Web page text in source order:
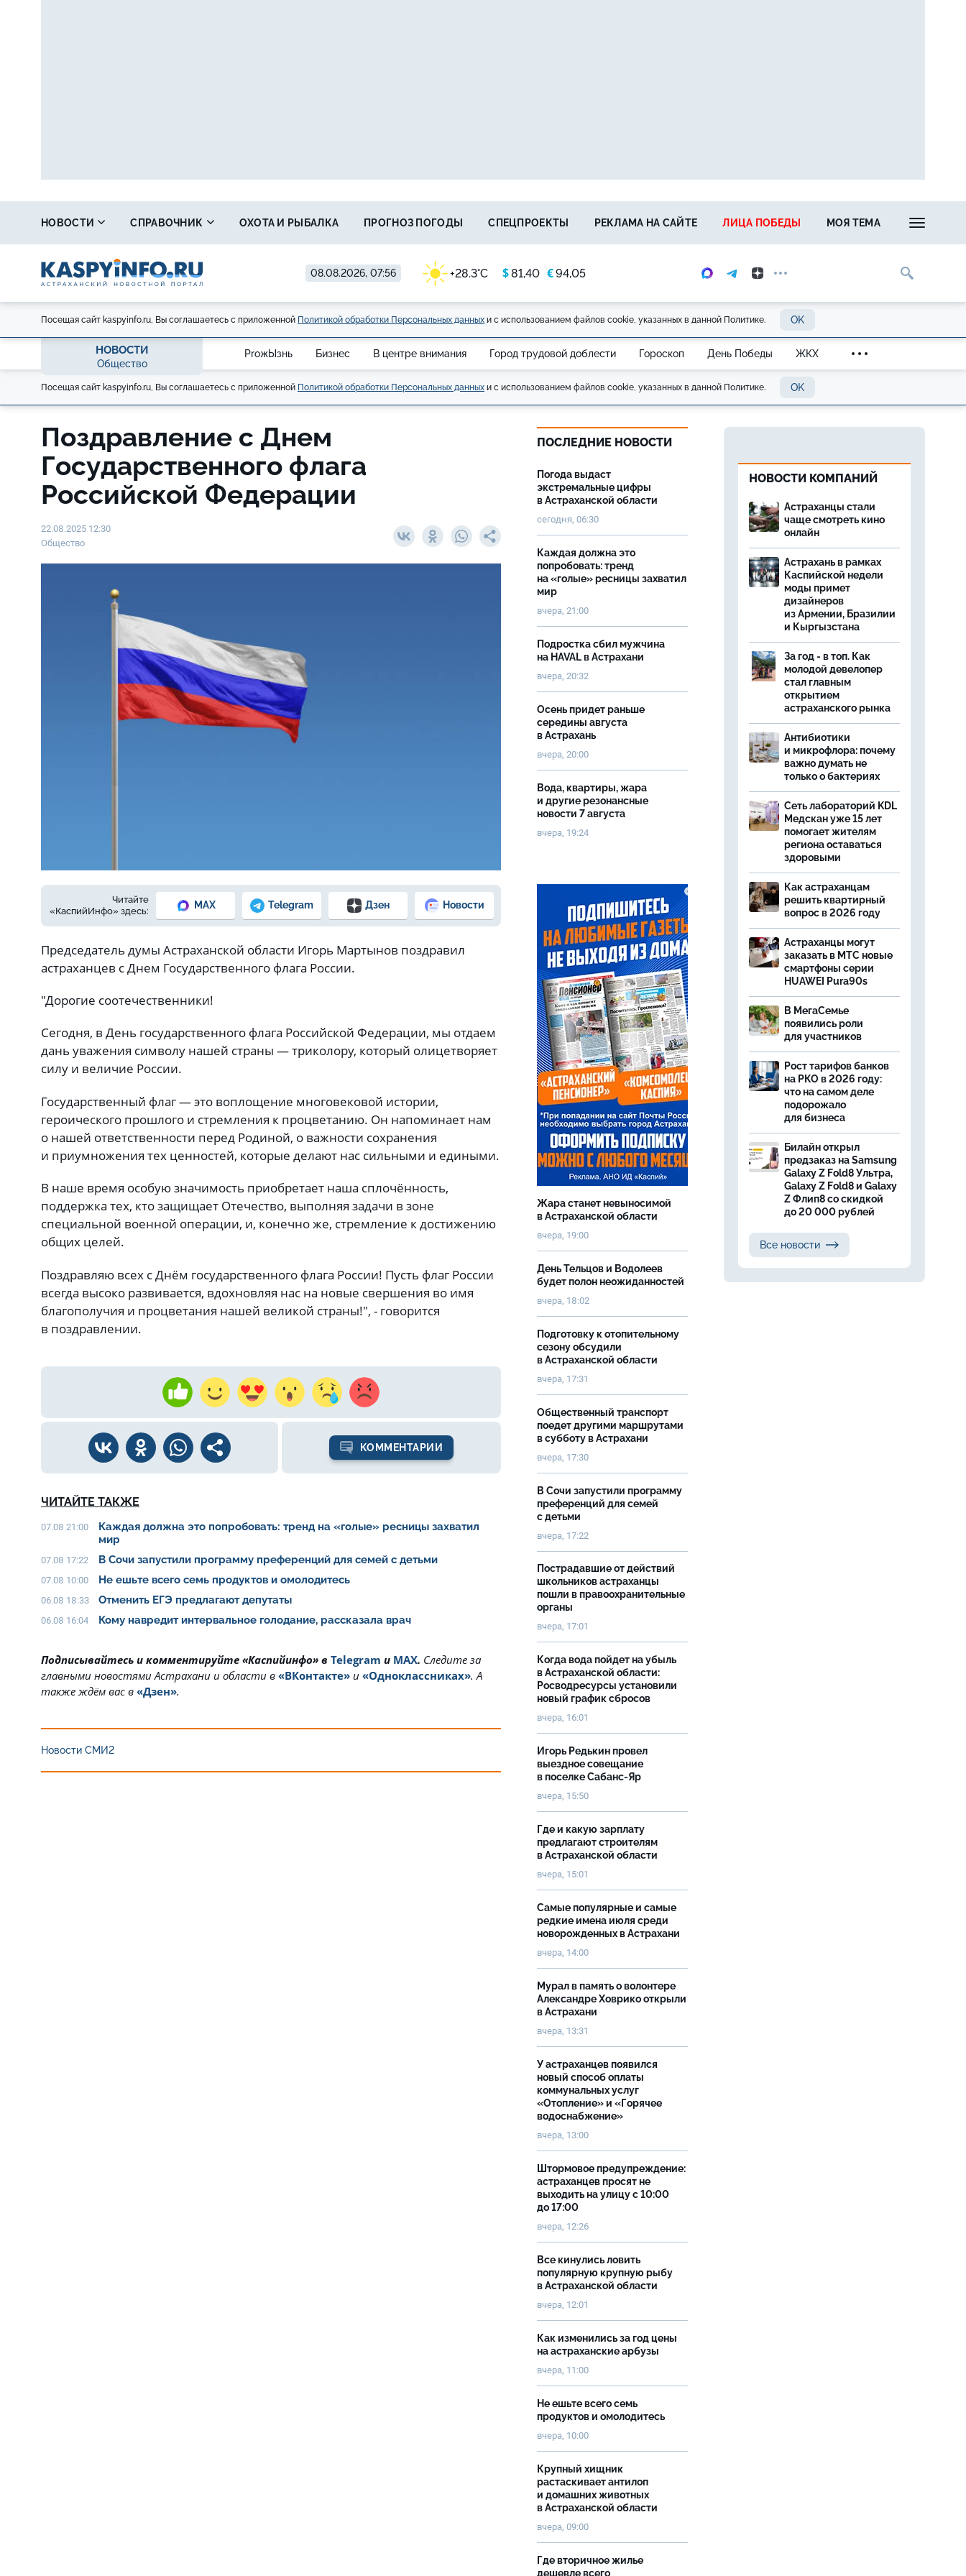
08.08.2026, 07:56 +28.3°C $81,40 €94,05
НОВОСТИ СПРАВОЧНИК ОХОТА И РЫБАЛКА ПРОГНОЗ ПОГОДЫ СПЕЦПРОЕКТЫ РЕКЛАМА НА САЙТЕ ЛИЦА ПОБЕДЫ МОЯ ТЕМА
Посещая сайт kaspyinfo.ru, Вы соглашаетесь с приложенной Политикой обработки Персональных данных и с использованием файлов cookie, указанных в данной Политике. OK
НОВОСТИ
Общество
ProжЫзнь Бизнес В центре внимания Город трудовой доблести Гороскоп День Победы ЖКХ
Посещая сайт kaspyinfo.ru, Вы соглашаетесь с приложенной Политикой обработки Персональных данных и с использованием файлов cookie, указанных в данной Политике. OK
Поздравление с Днем
Государственного флага
Российской Федерации
22.08.2025 12:30
Общество
Читайте
«КаспийИнфо» здесь:
MAX Telegram Дзен Новости
Председатель думы Астраханской области Игорь Мартынов поздравил
астраханцев с Днем Государственного флага России.
"Дорогие соотечественники!
Сегодня, в День государственного флага Российской Федерации, мы отдаем
дань уважения символу нашей страны — триколору, который олицетворяет
силу и величие России.
Государственный флаг — это воплощение многовековой истории,
героического прошлого и стремления к процветанию. Он напоминает нам
о нашей ответственности перед Родиной, о важности сохранения
и приумножения тех ценностей, которые делают нас сильными и едиными.
В наше время особую значимость приобретает наша сплочённость,
поддержка тех, кто защищает Отечество, выполняя задачи в зоне
специальной военной операции, и, конечно же, стремление к достижению
общих целей.
Поздравляю всех с Днём государственного флага России! Пусть флаг России
всегда высоко развивается, вдохновляя нас на новые свершения во имя
благополучия и процветания нашей великой страны!", - говорится
в поздравлении.
КОММЕНТАРИИ
ЧИТАЙТЕ ТАКЖЕ
07.08 21:00
Каждая должна это попробовать: тренд на «голые» ресницы захватил
мир
07.08 17:22 В Сочи запустили программу преференций для семей с детьми
07.08 10:00 Не ешьте всего семь продуктов и омолодитесь
06.08 18:33 Отменить ЕГЭ предлагают депутаты
06.08 16:04 Кому навредит интервальное голодание, рассказала врач
Подписывайтесь и комментируйте «Каспийинфо» в Telegram и MAX. Cледите за
главными новостями Астрахани и области в «ВКонтакте» и «Одноклассниках». А
также ждём вас в «Дзен».
Новости СМИ2
ПОСЛЕДНИЕ НОВОСТИ
Погода выдаст
экстремальные цифры
в Астраханской области
сегодня, 06:30
Каждая должна это
попробовать: тренд
на «голые» ресницы захватил
мир
вчера, 21:00
Подростка сбил мужчина
на HAVAL в Астрахани
вчера, 20:32
Осень придет раньше
середины августа
в Астрахань
вчера, 20:00
Вода, квартиры, жара
и другие резонансные
новости 7 августа
вчера, 19:24
Жара станет невыносимой
в Астраханской области
вчера, 19:00
День Тельцов и Водолеев
будет полон неожиданностей
вчера, 18:02
Подготовку к отопительному
сезону обсудили
в Астраханской области
вчера, 17:31
Общественный транспорт
поедет другими маршрутами
в субботу в Астрахани
вчера, 17:30
В Сочи запустили программу
преференций для семей
с детьми
вчера, 17:22
Пострадавшие от действий
школьников астраханцы
пошли в правоохранительные
органы
вчера, 17:01
Когда вода пойдет на убыль
в Астраханской области:
Росводресурсы установили
новый график сбросов
вчера, 16:01
Игорь Редькин провел
выездное совещание
в поселке Сабанс-Яр
вчера, 15:50
Где и какую зарплату
предлагают строителям
в Астраханской области
вчера, 15:01
Самые популярные и самые
редкие имена июля среди
новорожденных в Астрахани
вчера, 14:00
Мурал в память о волонтере
Александре Ховрико открыли
в Астрахани
вчера, 13:31
У астраханцев появился
новый способ оплаты
коммунальных услуг
«Отопление» и «Горячее
водоснабжение»
вчера, 13:00
Штормовое предупреждение:
астраханцев просят не
выходить на улицу с 10:00
до 17:00
вчера, 12:26
Все кинулись ловить
популярную крупную рыбу
в Астраханской области
вчера, 12:01
Как изменились за год цены
на астраханские арбузы
вчера, 11:00
Не ешьте всего семь
продуктов и омолодитесь
вчера, 10:00
Крупный хищник
растаскивает антилоп
и домашних животных
в Астраханской области
вчера, 09:00
Где вторичное жилье
дешевле всего
НОВОСТИ КОМПАНИЙ
Астраханцы стали
чаще смотреть кино
онлайн
Астрахань в рамках
Каспийской недели
моды примет
дизайнеров
из Армении, Бразилии
и Кыргызстана
За год - в топ. Как
молодой девелопер
стал главным
открытием
астраханского рынка
Антибиотики
и микрофлора: почему
важно думать не
только о бактериях
Сеть лабораторий KDL
Медскан уже 15 лет
помогает жителям
региона оставаться
здоровыми
Как астраханцам
решить квартирный
вопрос в 2026 году
Астраханцы могут
заказать в МТС новые
смартфоны серии
HUAWEI Pura90s
В МегаСемье
появились роли
для участников
Рост тарифов банков
на РКО в 2026 году:
что на самом деле
подорожало
для бизнеса
Билайн открыл
предзаказ на Samsung
Galaxy Z Fold8 Ультра,
Galaxy Z Fold8 и Galaxy
Z Флип8 со скидкой
до 20 000 рублей
Все новости